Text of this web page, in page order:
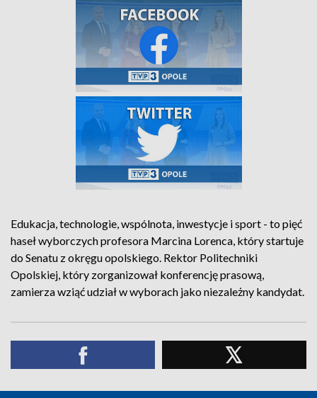
Edukacja, technologie, wspólnota, inwestycje i sport - to pięć
haseł wyborczych profesora Marcina Lorenca, który startuje
do Senatu z okręgu opolskiego. Rektor Politechniki
Opolskiej, który zorganizował konferencję prasową,
zamierza wziąć udział w wyborach jako niezależny kandydat.